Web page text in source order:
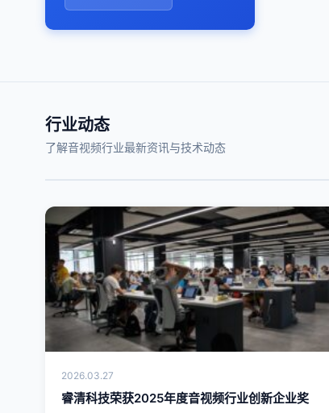
行业动态
了解音视频行业最新资讯与技术动态
2026.03.27
睿清科技荣获2025年度音视频行业创新企业奖